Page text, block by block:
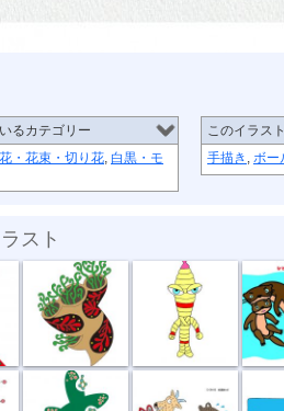
るカテゴリー
花・花束・切り花, 白黒・モ
このイラス
手描き , ボー
スト
植木鉢
新しい種 坂道登れば 遠泳